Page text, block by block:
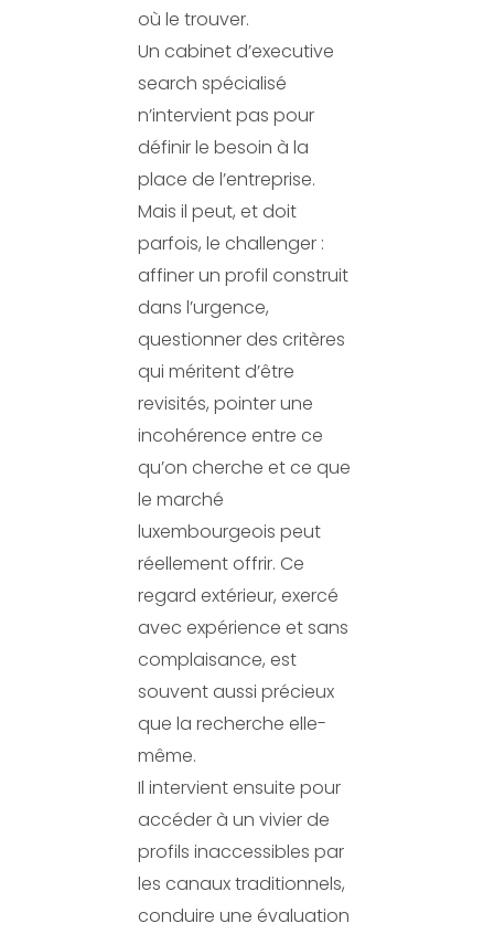
où le trouver.
Un cabinet d’executive
search spécialisé
n’intervient pas pour
définir le besoin à la
place de l’entreprise.
Mais il peut, et doit
parfois, le challenger :
affiner un profil construit
dans l’urgence,
questionner des critères
qui méritent d’être
revisités, pointer une
incohérence entre ce
qu’on cherche et ce que
le marché
luxembourgeois peut
réellement offrir. Ce
regard extérieur, exercé
avec expérience et sans
complaisance, est
souvent aussi précieux
que la recherche elle-
même.
Il intervient ensuite pour
accéder à un vivier de
profils inaccessibles par
les canaux traditionnels,
conduire une évaluation